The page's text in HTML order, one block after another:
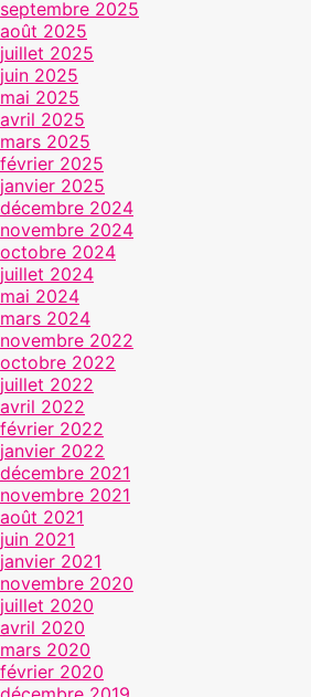
septembre 2025
août 2025
juillet 2025
juin 2025
mai 2025
avril 2025
mars 2025
février 2025
janvier 2025
décembre 2024
novembre 2024
octobre 2024
juillet 2024
mai 2024
mars 2024
novembre 2022
octobre 2022
juillet 2022
avril 2022
février 2022
janvier 2022
décembre 2021
novembre 2021
août 2021
juin 2021
janvier 2021
novembre 2020
juillet 2020
avril 2020
mars 2020
février 2020